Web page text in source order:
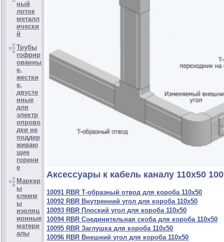
ный
лоток
металл
ически
й
Трубы
гофрир
ованны
е,
жестки
е,
двусте
нные
для
электр
опрово
дки не
поддер
живаю
щие
горени
е
Маркер
ы
клемм
ы
изоляц
ионные
матери
алы
Аксессуары к кабель каналу 110х50
10091 RBR Т-образный отвод для короба 110х50
10092 RBR Внутренний угол для короба 110х50
10093 RBR Плоский угол для короба 110х50
10094 RBR Соединительная скоба для короба 110х50
10095 RBR Заглушка для короба 110х50
10096 RBR Внешний угол для короба 110х50